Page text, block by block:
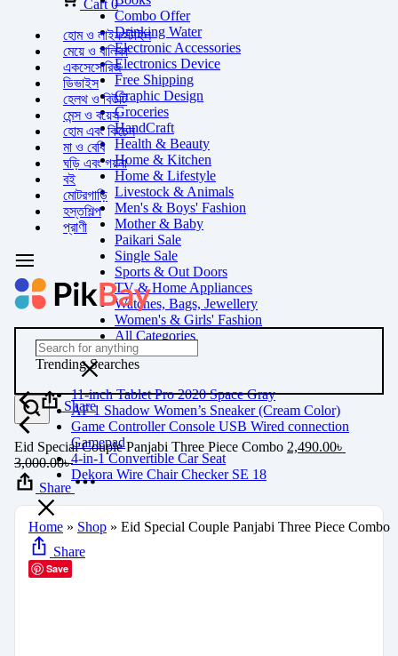
Combo Offer
Drinking Water
Electronic Accessories
Electronics Device
Free Shipping
Graphic Design
Groceries
HandCraft
Health & Beauty
Home & Kitchen
Home & Lifestyle
Livestock & Animals
Men's & Boys' Fashion
Mother & Baby
Paikari Sale
Single Sale
Sports & Out Doors
TV & Home Appliances
Watches, Bags, Jewellery
Women's & Girls' Fashion
All Categories
Cart 0
হোম ও লাইফস্টাইল
মেয়ে ও বালিকা
একসেসোরিজ
ডিভাইস
হেলথ ও বিউটি
মেন্স ও বয়েস
হোম এবং কিচেন
মা ও বেবি
ঘড়ি এবং গয়না
বই
মোটরগাড়ি
হস্তশিল্প
প্রাণী
Trending Searches
11-inch Tablet Pro 2020 Space Gray
AF 1 Shadow Women’s Sneaker (Cream Color)
Game Controller Console USB Wired connection
Gamepad
4-in-1 Convertible Car Seat
Dekora Wire Chair Checker SE 18
Share
Eid Special Couple Panjabi Three Piece Combo 2,490.00৳
3,000.00৳
Share
Home » Shop » Eid Special Couple Panjabi Three Piece Combo
Share
Save